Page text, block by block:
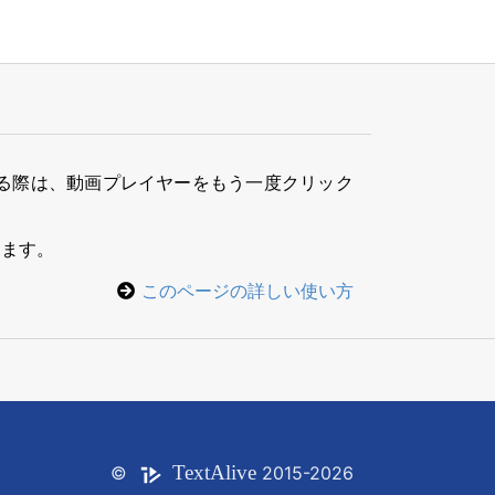
は、動画プレイヤーをもう一度クリック
す。
このページの詳しい使い方
© TextAlive2015-2026